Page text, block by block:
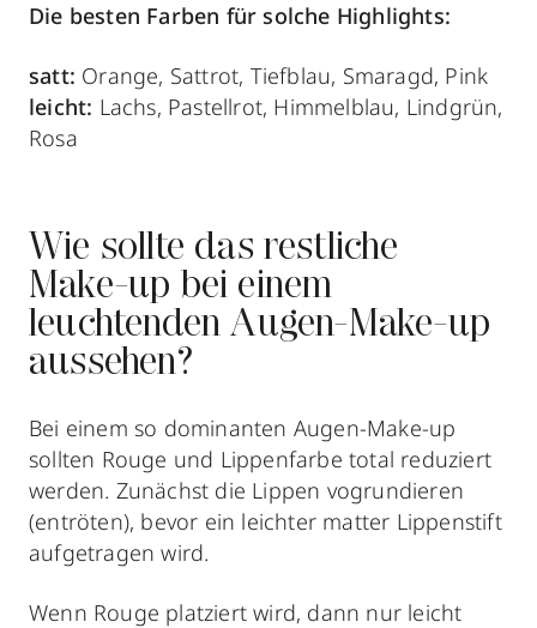
Die besten Farben für solche Highlights:
satt: Orange, Sattrot, Tiefblau, Smaragd, Pink
leicht: Lachs, Pastellrot, Himmelblau, Lindgrün,
Rosa
Wie sollte das restliche
Make-up bei einem
leuchtenden Augen-Make-up
aussehen?
Bei einem so dominanten Augen-Make-up
sollten Rouge und Lippenfarbe total reduziert
werden. Zunächst die Lippen vogrundieren
(entröten), bevor ein leichter matter Lippenstift
aufgetragen wird.
Wenn Rouge platziert wird, dann nur leicht